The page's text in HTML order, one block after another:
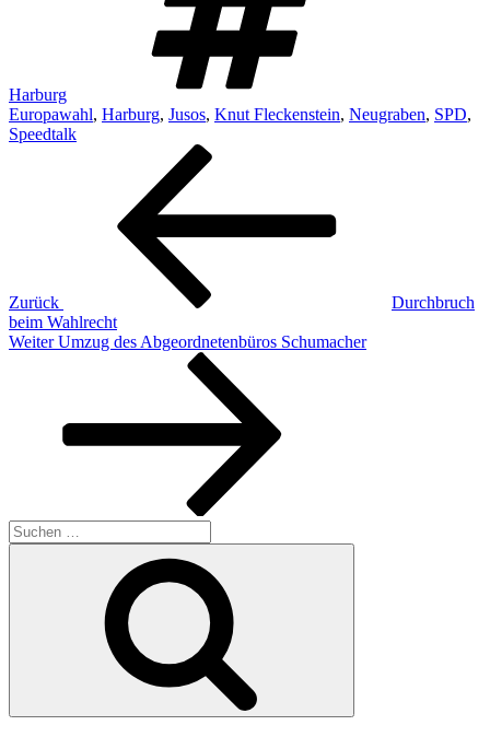
Harburg
Europawahl, Harburg, Jusos, Knut Fleckenstein, Neugraben, SPD,
Speedtalk
Beitragsnavigation
Zurück
Durchbruch
beim Wahlrecht
Nächster
Weiter Umzug des Abgeordnetenbüros Schumacher
Suchen
nach: